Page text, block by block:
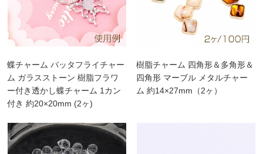
蝶チャーム バッタフライチャー
ム ガラスストーン 樹脂フラワ
ー付き透かし蝶チャーム 1カン
付き 約20×20mm (2ヶ)
樹脂チャーム 四角形＆多角形＆
四角形 マーブル メタルチャー
ム 約14×27mm（2ヶ）